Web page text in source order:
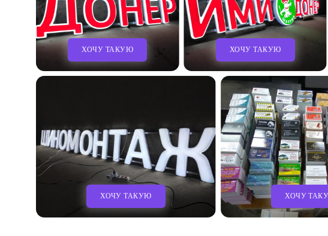
ХОЧУ ТАКУЮ ХОЧУ ТАКУЮ
ХОЧУ ТАКУЮ ХОЧУ